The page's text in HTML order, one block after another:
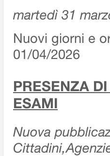
martedì 31
Nuovi giorni e
01/04/2026
PRESENZA
ESAMI
Nuova